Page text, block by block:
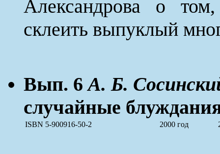
Александрова о
склеить выпуклый
Вып. 6А. Б.
случайные
ISBN 5-900916-50-2 2000 год